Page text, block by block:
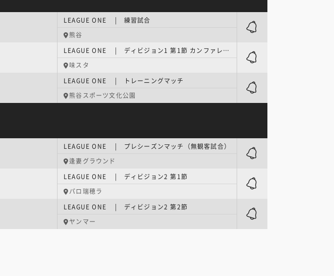
LEAGUE ONE | 練習試合
熊谷
LEAGUE ONE | ディビジョン1 第1節 カンファレンスA／ONE FESTIVAL
味スタ
LEAGUE ONE | トレーニングマッチ
熊谷スポーツ文化公園
LEAGUE ONE | プレシーズンマッチ（無観客試合）
逢妻グラウンド
LEAGUE ONE | ディビジョン2 第1節
パロ瑞穂ラ
LEAGUE ONE | ディビジョン2 第2節
ヤンマー